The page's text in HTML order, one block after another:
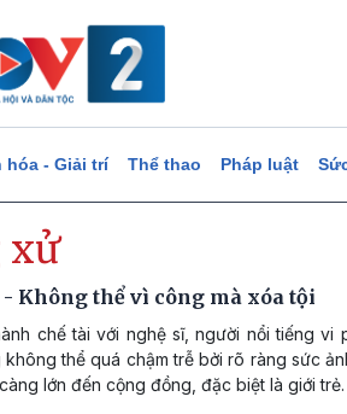
hóa - Giải trí Thể thao Pháp luật
xử
Không thể vì công mà xóa tội
chế tài với nghệ sĩ, người nổi tiếng vi
thể quá chậm trễ bởi rõ ràng sức
lớn đến cộng đồng, đặc biệt là giới trẻ.